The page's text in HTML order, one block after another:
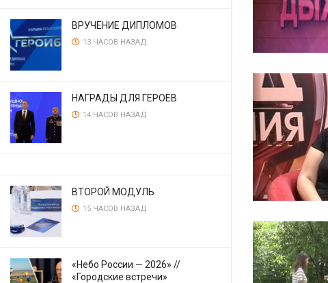
ВРУЧЕНИЕ ДИПЛОМОВ
13 ЧАСОВ НАЗАД
НАГРАДЫ ДЛЯ ГЕРОЕВ
14 ЧАСОВ НАЗАД
ВТОРОЙ МОДУЛЬ
15 ЧАСОВ НАЗАД
«Небо России — 2026» //
«Городские встречи»